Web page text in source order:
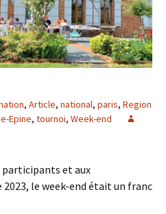
, Article, national, paris, Region
Epine, tournoi, Week-end
participants et aux
2023, le week-end était un franc